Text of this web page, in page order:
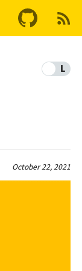
L
October 22, 2021